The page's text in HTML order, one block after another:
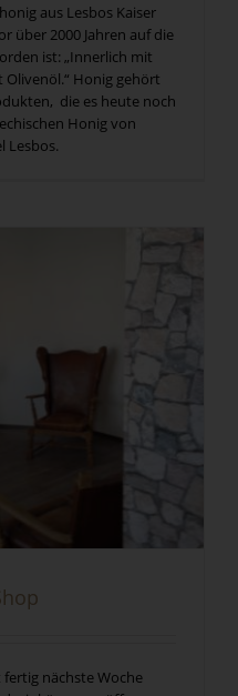
aus Lesbos Kaiser
über 2000 Jahren auf die
ist: „Innerlich mit
Honig gehört
die es heute noch
Honig von
Lesbos.
fertig nächste Woche